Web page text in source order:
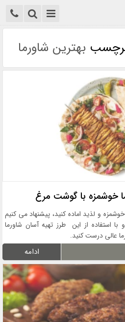
بهترین شاورما
خوشمزه با گوشت مرغ
و لذید اماده کنید، پیشنهاد می کنیم
استفاده از این طرز تهیه آسان شاورما
عالی درست کنید.
ادامه